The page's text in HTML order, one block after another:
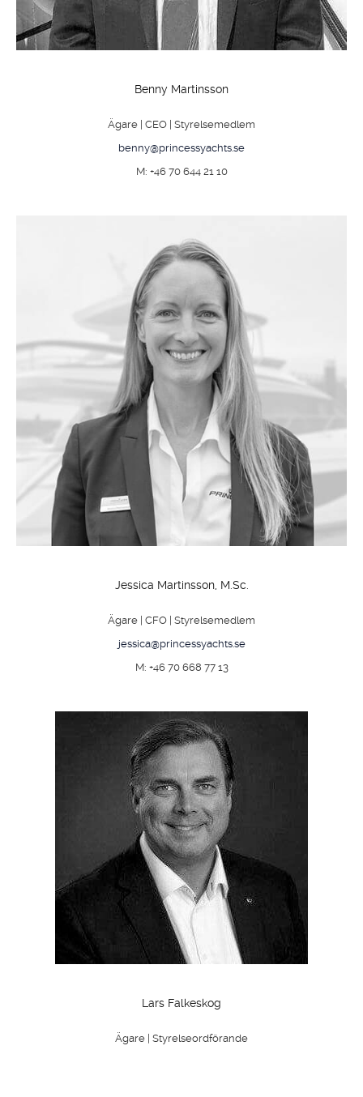
Benny Martinsson
Ägare | CEO | Styrelsemedlem
benny@princessyachts.se
M: +46 70 644 21 10
Jessica Martinsson, M.Sc.
Ägare | CFO | Styrelsemedlem
jessica@princessyachts.se
M: +46 70 668 77 13
Lars Falkeskog
Ägare | Styrelseordförande
OM